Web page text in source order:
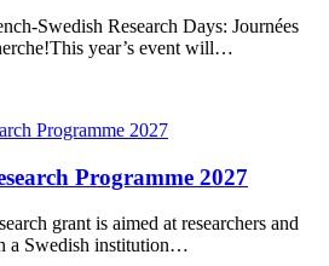
Swedish Research Days: Journées
year’s event will…
Programme 2027
grant is aimed at researchers and
a Swedish institution…